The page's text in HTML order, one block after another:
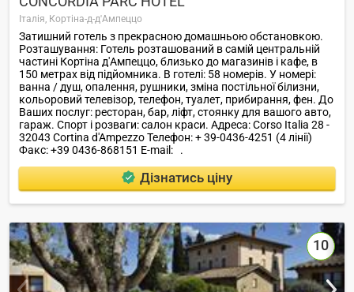
Італія, Кортіна-д-д'Ампеццо
Затишний готель з прекрасною домашньою обстановкою.
Розташування: Готель розташований в самій центральній
частині Кортіна д'Ампеццо, близько до магазинів і кафе, в
150 метрах від підйомника. В готелі: 58 номерів. У номері:
ванна / душ, опалення, рушники, зміна постільної білизни,
кольоровий телевізор, телефон, туалет, прибирання, фен. До
Ваших послуг: ресторан, бар, ліфт, стоянку для вашого авто,
гараж. Спорт і розваги: салон краси. Адреса: Corso Italia 28 -
32043 Cortina d'Ampezzo Телефон: + 39-0436-4251 (4 лінії)
Факс: +39 0436-868151 E-mail: .
Дізнатись ціну
10